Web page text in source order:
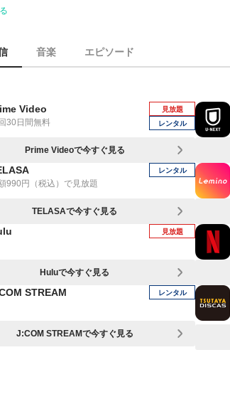
音楽 エピソード
Video
30日間無料
見放題
レンタル
Prime Videoで今すぐ見る
990円（税込）で見放題
レンタル
TELASAで今すぐ見る
見放題
Huluで今すぐ見る
STREAM レンタル
J:COM STREAMで今すぐ見る